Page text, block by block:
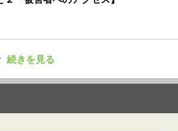
続きを見る